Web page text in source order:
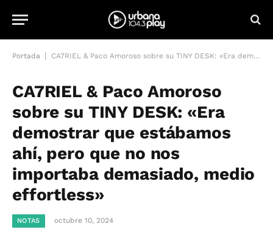
Portada CA7RIEL & Paco Amoroso sobre su TINY DESK: «Era demostrar que estábamos ahí, pero que no nos importaba demasiado, medio effortless»
CA7RIEL & Paco Amoroso
sobre su TINY DESK: «Era
demostrar que estábamos
ahí, pero que no nos
importaba demasiado, medio
effortless»
NOTAS octubre 10, 2024